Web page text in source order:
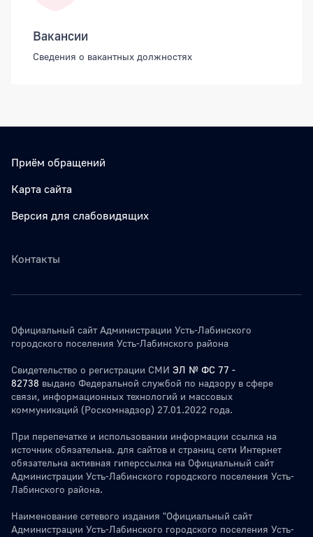
Вакансии
Сведения о вакантных должностях
Приём обращений
Карта сайта
Версия для слабовидящих
Контакты
Официальный сайт Администрации Усть-Лабинского
городского поселения Усть-Лабинского района
Свидетельство о регистрации СМИ ЭЛ № ФС 77 -
82738 выдано Федеральной службой по надзору в сфере
связи, информационных технологий и массовых
коммуникаций (Роскомнадзор) 27.01.2022 года.
При перепечатке и использовании информации ссылка на
источник обязательна. для сайтов и страниц сети Интернет
обязательна активная гиперссылка на Официальный сайт
Администрации Усть-Лабинского городского поселения Усть-
Лабинского района.
Наименование сетевого издания "Официальный сайт
Администрации Усть-Лабинского городского поселения Усть-